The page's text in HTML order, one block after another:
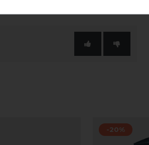
-20%